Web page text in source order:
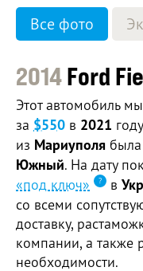
Все фото
2014Ford
Этот автомобиль
за $550 в 2021
из Мариуполя
Южный. На дату
«под ключ»
в
со всеми
доставку,
компании, а также
необходимости.